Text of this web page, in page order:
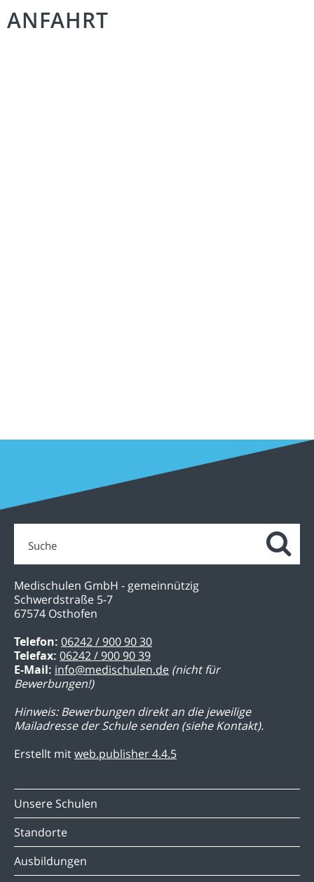
ANFAHRT
Medischulen GmbH - gemeinnützig
Schwerdstraße 5-7
67574 Osthofen
Telefon: 06242 / 900 90 30
Telefax: 06242 / 900 90 39
E-Mail: info@medischulen.de (nicht für
Bewerbungen!)
Hinweis: Bewerbungen direkt an die jeweilige
Mailadresse der Schule senden (siehe Kontakt).
Erstellt mitweb.publisher 4.4.5
Unsere Schulen
Standorte
Ausbildungen